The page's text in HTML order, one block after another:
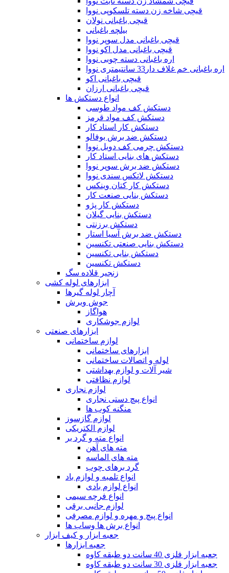
قیچی شاخه زن دسته تلسکوپی نووا
قیچی باغبانی نولان
بیلچه باغبانی
قیچی باغبانی مدل سوپر نووا
قیچی باغبانی مدل اکو نووا
اره باغبانی دسته چوبی نووا
اره باغبانی خم غلاف دار33 سانتیمتری نووا
قیچی باغبانی اکو
قیچی باغبانی ارزان
انواع دستکش ها
دستکش کف مواد طوسی
دستکش کف مواد قرمز
دستکش کار استاد کار
دستکش ضد برش بوفالو
دستکش چرمی کف دوبل نووا
دستکش های بنایی استاد کار
دستکش ضد برش سوپر نووا
دستکش لاتکس سندی نووا
دستکش کار کتان وینکس
دستکش بنایی صنعت کار
دستکش کار پژو
دستکش بنایی گیلان
دستکش برزنتی
دستکش ضد برش آسیا استار
دستکش بنایی صنعتی تکنسین
دستکش بنایی تکنسین
دستکش تکنسین
زنجیر قلاده سگ
ابزارهای لوله کشی
آچار لوله گیرها
جوش وبرش
هواگاز
لوازم جوشکاری
ابزارهای صنعتی
لوازم ساختمانی
ابزارهای ساختمانی
لوله و اتصالات ساختمانی
شیر آلات و لوازم بهداشتی
لوازم نظافتی
لوازم نجاری
انواع پیچ دستی نجاری
منگنه کوب ها
لوازم گازسوز
لوازم الکتریکی
انواع مته و گرد بر
مته های آهن
مته های الماسه
گرد برهای چوب
انواع تلمبه و لوازم باد
انواع لوازم بادی
انواع فرچه سیمی
لوازم جانبی برقی
انواع پیچ و مهره و لوازم مصرفی
انواع برش ها وساب ها
جعبه ابزار و کیف ابزار
جعبه ابزارها
جعبه ابزار فلزی 40 سانت دو طبقه کاوه
جعبه ابزار فلزی 30 سانت دو طبقه کاوه